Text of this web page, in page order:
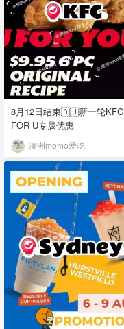
8月12日结束🇦🇺新一轮KFC
FOR U专属优惠
澳洲momo爱吃